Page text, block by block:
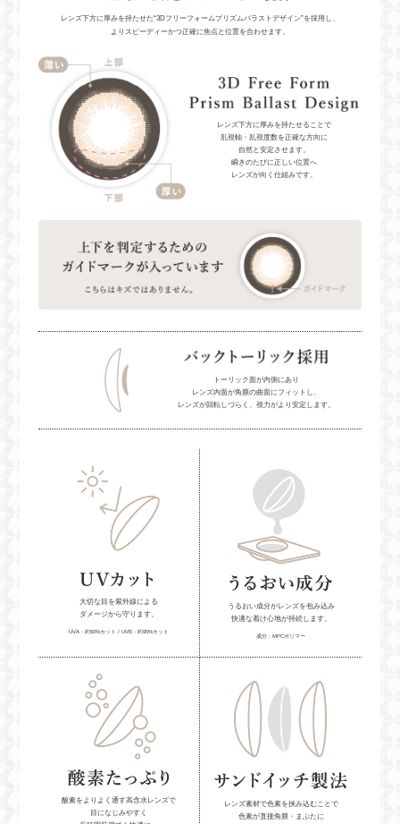
レンズ下方に厚みを持たせた“3Dフリーフォームプリズムバラストデザイン”を採用し、
よりスピーディーかつ正確に焦点と位置を合わせます。
レンズ下方に厚みを持たせることで
乱視軸・乱視度数を正確な方向に
自然と安定させます。
瞬きのたびに正しい位置へ
レンズが向く仕組みです。
トーリック面が内側にあり
レンズ内面が角膜の曲面にフィットし、
レンズが回転しづらく、視力がより安定します。
大切な目を紫外線による
ダメージから守ります。
UVA：約50%カット / UVB：約95%カット
うるおい成分がレンズを包み込み
快適な着け心地が持続します。
成分：MPCポリマー
酸素をよりよく通す高含水レンズで
目になじみやすく
レンズ素材で色素を挟み込むことで
色素が直接角膜・まぶたに